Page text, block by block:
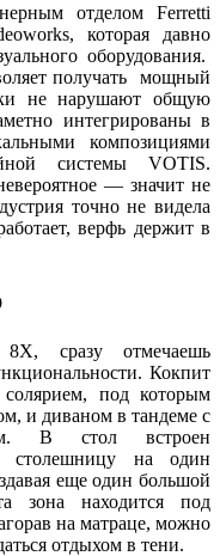
отделом Ferretti
которая давно
оборудования.
получать мощный
не нарушают общую
интегрированы в
композициями
системы VOTIS.
— значит не
точно не видела
верфь держит в
сразу отмечаешь
Кокпит
под которым
и диваном в тандеме с
В стол встроен
столешницу на один
еще один большой
зона находится под
на матраце, можно
отдыхом в тени.